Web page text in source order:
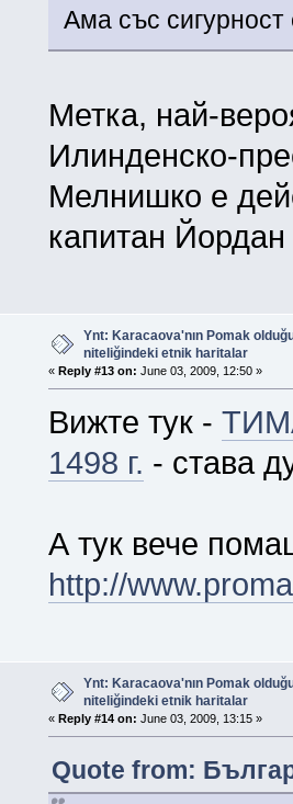
Ама със
Метка, най-
Илинденско-
Мелнишко е
капитан
Ynt: Karacaova'nın Pomak
niteliğindeki etnik haritalar
« Reply #13 on: June 03, 2009, 12:50 »
Вижте тук -
1498 г. - става
А тук вече
http://
Ynt: Karacaova'nın Pomak
niteliğindeki etnik haritalar
« Reply #14 on: June 03, 2009, 13:15 »
Quote from: